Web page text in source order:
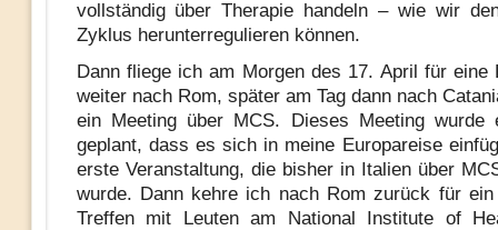
vollständig über Therapie handeln – wie wir
Zyklus herunterregulieren können.
Dann fliege ich am Morgen des 17. April für eine
weiter nach Rom, später am Tag dann nach
ein Meeting über MCS. Dieses Meeting wurde
geplant, dass es sich in meine Europareise
erste Veranstaltung, die bisher in Italien über
wurde. Dann kehre ich nach Rom zurück für ein
Treffen mit Leuten am National Institute of